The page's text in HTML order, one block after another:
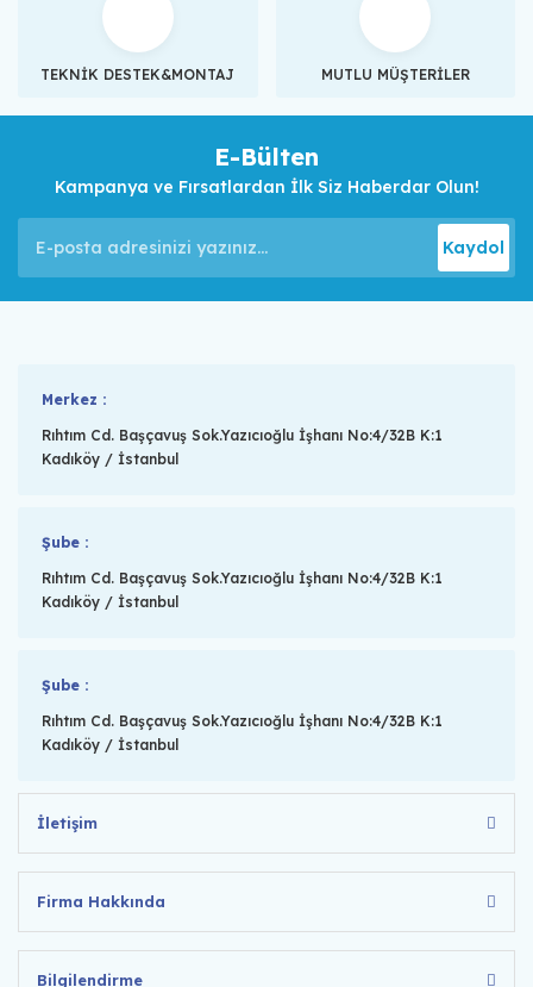
TEKNİK DESTEK&MONTAJ MUTLU MÜŞTERİLER
E-Bülten
Kampanya ve Fırsatlardan İlk Siz Haberdar Olun!
Kaydol
Merkez :
Rıhtım Cd. Başçavuş Sok.Yazıcıoğlu İşhanı No:4/32B K:1
Kadıköy / İstanbul
Şube :
Rıhtım Cd. Başçavuş Sok.Yazıcıoğlu İşhanı No:4/32B K:1
Kadıköy / İstanbul
Şube :
Rıhtım Cd. Başçavuş Sok.Yazıcıoğlu İşhanı No:4/32B K:1
Kadıköy / İstanbul
İletişim
Firma Hakkında
Bilgilendirme